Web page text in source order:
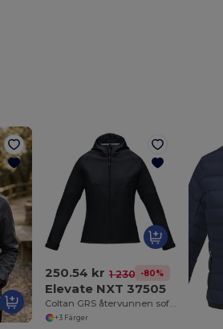
250.54 kr 1 230.38 kr
-80%
Elevate NXT 37505
Coltan GRS återvunnen softshelljacka dam
+3 Färger